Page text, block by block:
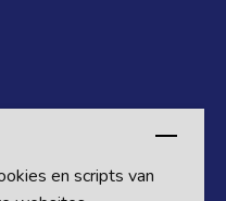
en scripts van